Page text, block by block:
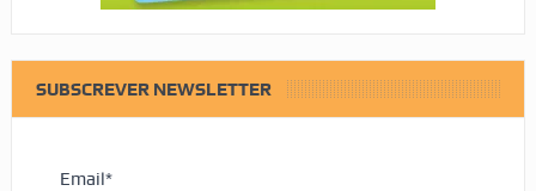
SUBSCREVER NEWSLETTER
Email*